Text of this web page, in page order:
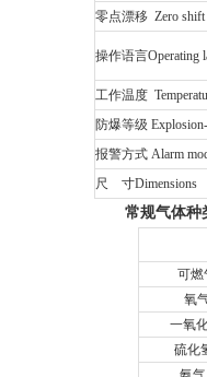
零点漂移 Zero shift
操作语言Operating
工作温度
防爆等级
报警方式 Alarm
尺 寸Dimensions
常规气体种
可燃
氧
一氧
硫化